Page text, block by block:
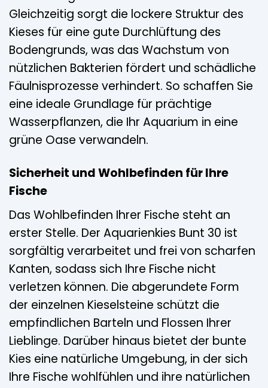
Gleichzeitig sorgt die lockere Struktur des
Kieses für eine gute Durchlüftung des
Bodengrunds, was das Wachstum von
nützlichen Bakterien fördert und schädliche
Fäulnisprozesse verhindert. So schaffen Sie
eine ideale Grundlage für prächtige
Wasserpflanzen, die Ihr Aquarium in eine
grüne Oase verwandeln.
Sicherheit und Wohlbefinden für Ihre
Fische
Das Wohlbefinden Ihrer Fische steht an
erster Stelle. Der Aquarienkies Bunt 30 ist
sorgfältig verarbeitet und frei von scharfen
Kanten, sodass sich Ihre Fische nicht
verletzen können. Die abgerundete Form
der einzelnen Kieselsteine schützt die
empfindlichen Barteln und Flossen Ihrer
Lieblinge. Darüber hinaus bietet der bunte
Kies eine natürliche Umgebung, in der sich
Ihre Fische wohlfühlen und ihre natürlichen